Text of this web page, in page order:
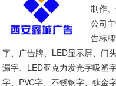
制作
公司
告标
字、广告牌、LED显示屏、门
漏字、LED亚克力发光字吸塑
字、PVC字、不锈钢字、钛金